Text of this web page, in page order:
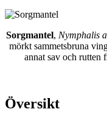
Sorgmantel, Nymphalis
mörkt sammetsbruna
annat sav och rutten
Översikt